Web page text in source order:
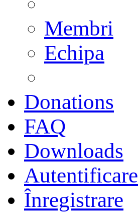
Membri
Echipa
Donations
FAQ
Downloads
Autentificare
Înregistrare